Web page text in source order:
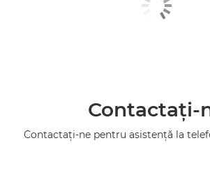
Contactaţi-
Contactaţi-ne pentru asistenţă la